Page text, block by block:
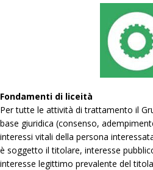
Fondamenti di liceità
Per tutte le attività di trattamento il
base giuridica (consenso,
interessi vitali della persona
è soggetto il titolare, interesse
interesse legittimo prevalente del